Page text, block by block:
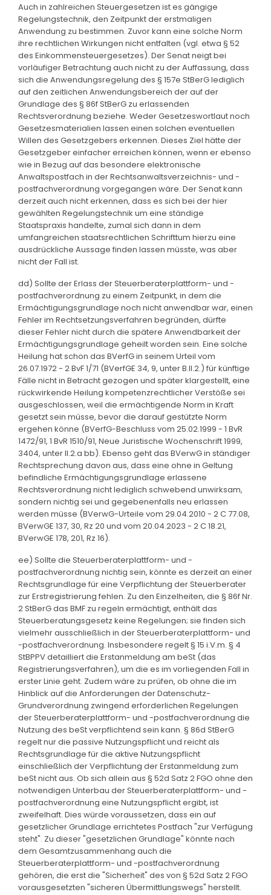
Auch in zahlreichen Steuergesetzen ist es gängige
Regelungstechnik, den Zeitpunkt der erstmaligen
Anwendung zu bestimmen. Zuvor kann eine solche Norm
ihre rechtlichen Wirkungen nicht entfalten (vgl. etwa § 52
des Einkommensteuergesetzes). Der Senat neigt bei
vorläufiger Betrachtung auch nicht zu der Auffassung, dass
sich die Anwendungsregelung des § 157e StBerG lediglich
auf den zeitlichen Anwendungsbereich der auf der
Grundlage des § 86f StBerG zu erlassenden
Rechtsverordnung beziehe. Weder Gesetzeswortlaut noch
Gesetzesmaterialien lassen einen solchen eventuellen
Willen des Gesetzgebers erkennen. Dieses Ziel hätte der
Gesetzgeber einfacher erreichen können, wenn er ebenso
wie in Bezug auf das besondere elektronische
Anwaltspostfach in der Rechtsanwaltsverzeichnis- und -
postfachverordnung vorgegangen wäre. Der Senat kann
derzeit auch nicht erkennen, dass es sich bei der hier
gewählten Regelungstechnik um eine ständige
Staatspraxis handelte, zumal sich dann in dem
umfangreichen staatsrechtlichen Schrifttum hierzu eine
ausdrückliche Aussage finden lassen müsste, was aber
nicht der Fall ist.
dd) Sollte der Erlass der Steuerberaterplattform- und -
postfachverordnung zu einem Zeitpunkt, in dem die
Ermächtigungsgrundlage noch nicht anwendbar war, einen
Fehler im Rechtsetzungsverfahren begründen, dürfte
dieser Fehler nicht durch die spätere Anwendbarkeit der
Ermächtigungsgrundlage geheilt worden sein. Eine solche
Heilung hat schon das BVerfG in seinem Urteil vom
26.07.1972 - 2 BvF 1/71 (BVerfGE 34, 9, unter B.II.2.) für künftige
Fälle nicht in Betracht gezogen und später klargestellt, eine
rückwirkende Heilung kompetenzrechtlicher Verstöße sei
ausgeschlossen, weil die ermächtigende Norm in Kraft
gesetzt sein müsse, bevor die darauf gestützte Norm
ergehen könne (BVerfG-Beschluss vom 25.02.1999 - 1 BvR
1472/91, 1 BvR 1510/91, Neue Juristische Wochenschrift 1999,
3404, unter II.2.a bb). Ebenso geht das BVerwG in ständiger
Rechtsprechung davon aus, dass eine ohne in Geltung
befindliche Ermächtigungsgrundlage erlassene
Rechtsverordnung nicht lediglich schwebend unwirksam,
sondern nichtig sei und gegebenenfalls neu erlassen
werden müsse (BVerwG-Urteile vom 29.04.2010 - 2 C 77.08,
BVerwGE 137, 30, Rz 20 und vom 20.04.2023 - 2 C 18.21,
BVerwGE 178, 201, Rz 16).
ee) Sollte die Steuerberaterplattform- und -
postfachverordnung nichtig sein, könnte es derzeit an einer
Rechtsgrundlage für eine Verpflichtung der Steuerberater
zur Erstregistrierung fehlen. Zu den Einzelheiten, die § 86f Nr.
2 StBerG das BMF zu regeln ermächtigt, enthält das
Steuerberatungsgesetz keine Regelungen; sie finden sich
vielmehr ausschließlich in der Steuerberaterplattform- und
-postfachverordnung. Insbesondere regelt § 15 i.V.m. § 4
StBPPV detailliert die Erstanmeldung am beSt (das
Registrierungsverfahren), um die es im vorliegenden Fall in
erster Linie geht. Zudem wäre zu prüfen, ob ohne die im
Hinblick auf die Anforderungen der Datenschutz-
Grundverordnung zwingend erforderlichen Regelungen
der Steuerberaterplattform- und -postfachverordnung die
Nutzung des beSt verpflichtend sein kann. § 86d StBerG
regelt nur die passive Nutzungspflicht und reicht als
Rechtsgrundlage für die aktive Nutzungspflicht
einschließlich der Verpflichtung der Erstanmeldung zum
beSt nicht aus. Ob sich allein aus § 52d Satz 2 FGO ohne den
notwendigen Unterbau der Steuerberaterplattform- und -
postfachverordnung eine Nutzungspflicht ergibt, ist
zweifelhaft. Dies würde voraussetzen, dass ein auf
gesetzlicher Grundlage errichtetes Postfach "zur Verfügung
steht". Zu dieser "gesetzlichen Grundlage" könnte nach
dem Gesamtzusammenhang auch die
Steuerberaterplattform- und -postfachverordnung
gehören, die erst die "Sicherheit" des von § 52d Satz 2 FGO
vorausgesetzten "sicheren Übermittlungswegs" herstellt.